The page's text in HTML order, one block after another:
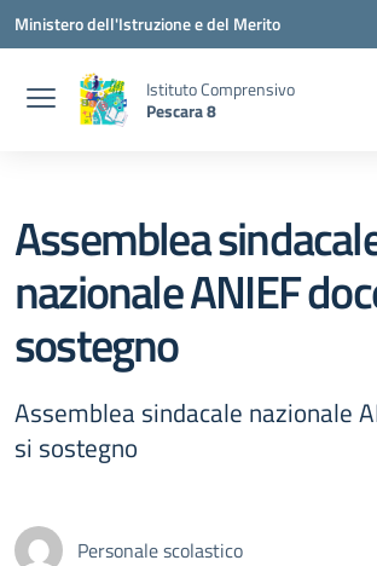
Vai ai contenuti
Vai al menu di navigazione
Vai al footer
Ministero dell'Istruzione e del Merito
Istituto Comprensivo
Pescara 8
Assemblea
nazionale ANIEF
sostegno
Assemblea sindacale nazionale
si sostegno
Personale scolastico